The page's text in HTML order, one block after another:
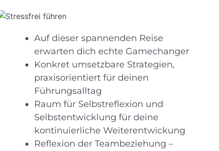
Auf dieser spannenden Reise
erwarten dich echte Gamechanger
Konkret umsetzbare Strategien,
praxisorientiert für deinen
Führungsalltag
Raum für Selbstreflexion und
Selbstentwicklung für deine
kontinuierliche Weiterentwickung
Reflexion der Teambeziehung –